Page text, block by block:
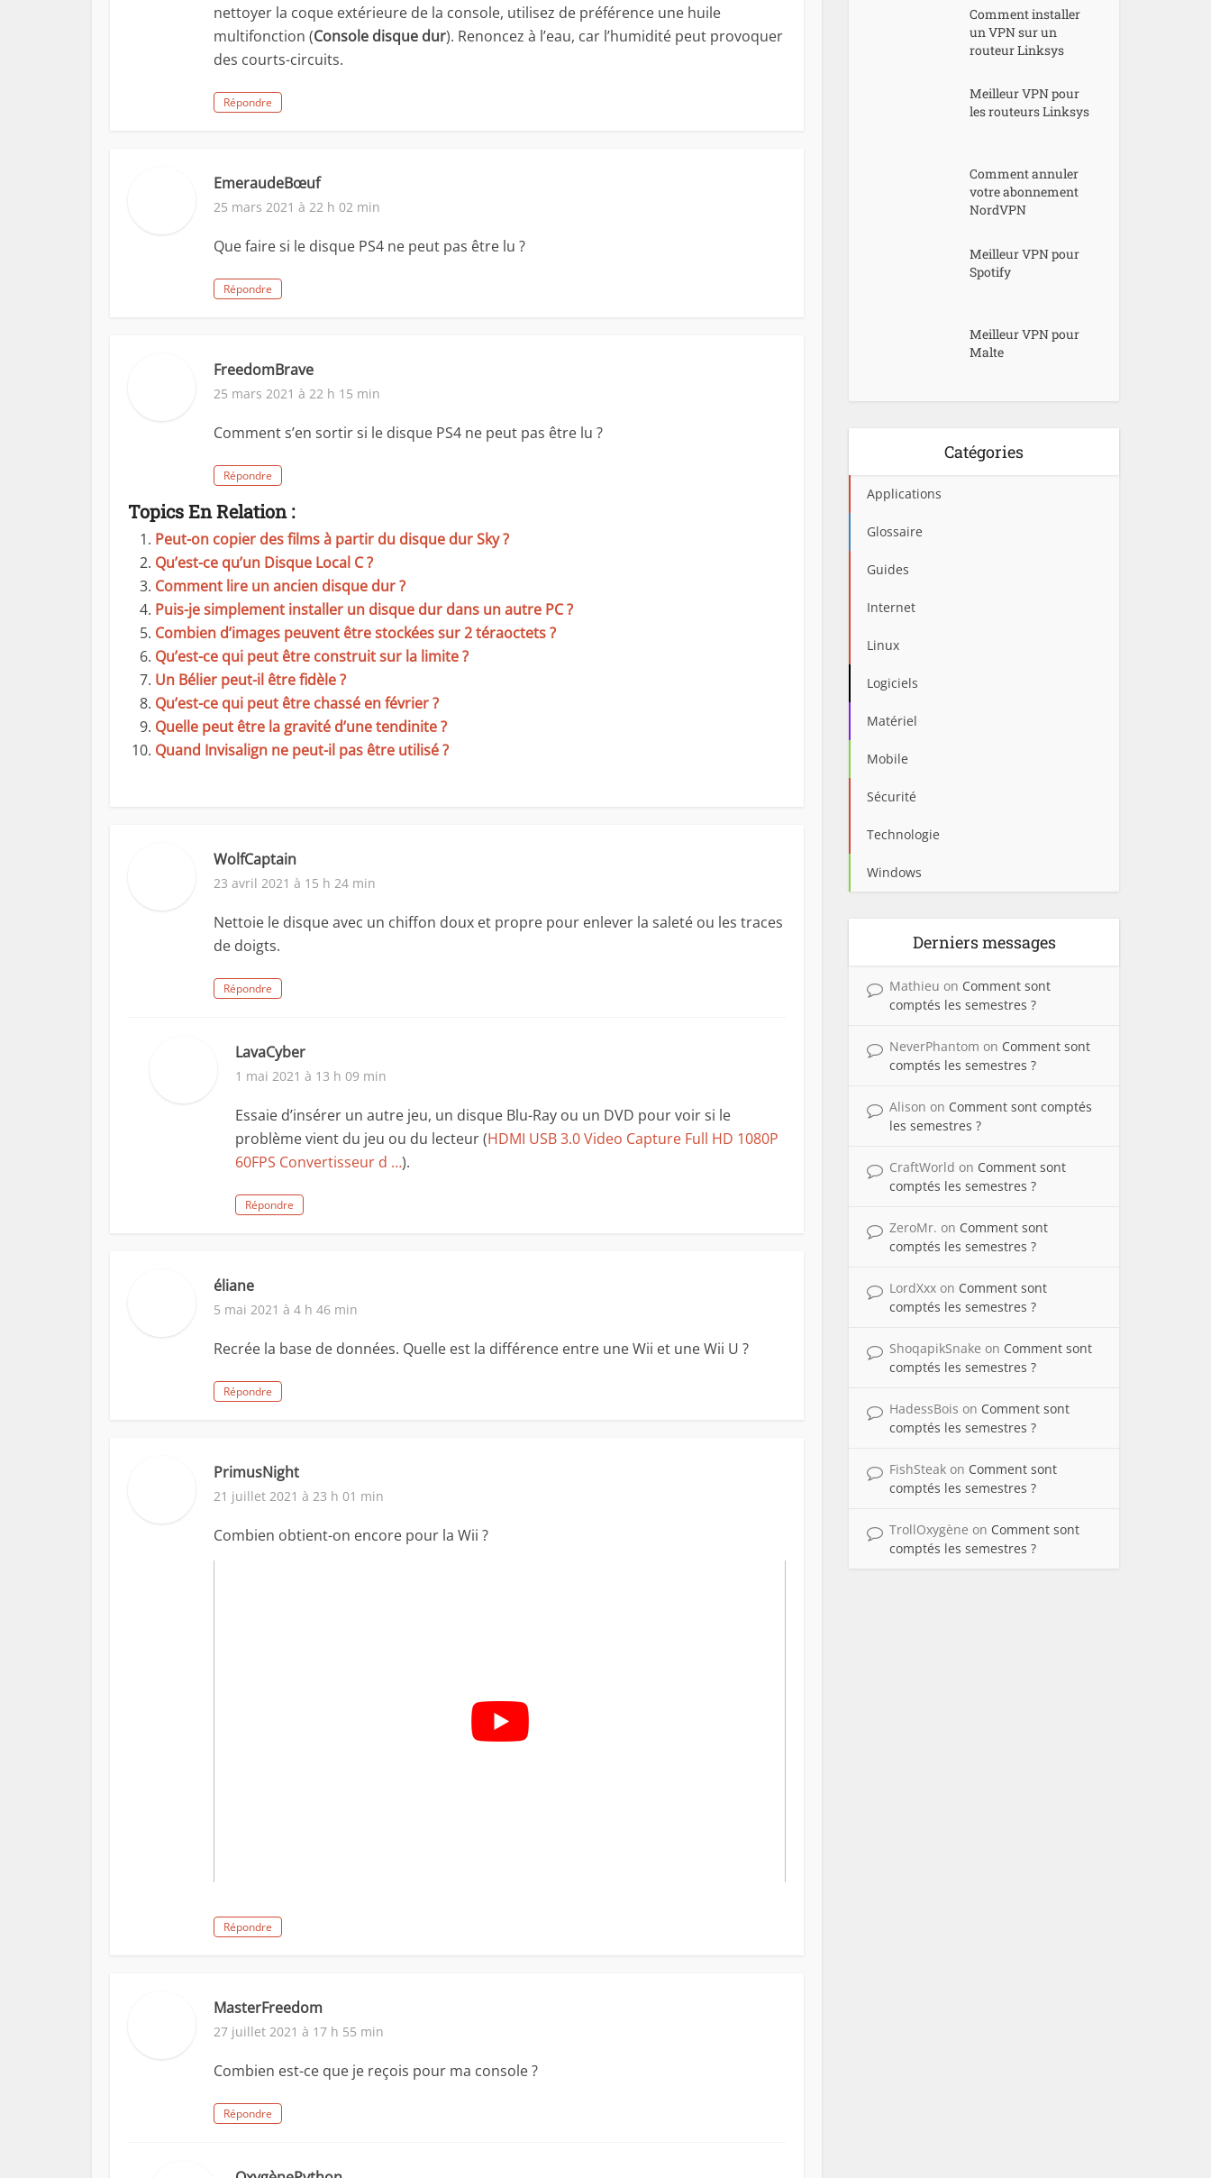
nettoyer la coque extérieure de la console, utilisez de préférence une huile
multifonction (Console disque dur). Renoncez à l’eau, car l’humidité peut provoquer
des courts-circuits.
Répondre
EmeraudeBœuf
25 mars 2021 à 22 h 02 min
Que faire si le disque PS4 ne peut pas être lu ?
Répondre
FreedomBrave
25 mars 2021 à 22 h 15 min
Comment s’en sortir si le disque PS4 ne peut pas être lu ?
Répondre
Topics En Relation :
Peut-on copier des films à partir du disque dur Sky ?
Qu’est-ce qu’un Disque Local C ?
Comment lire un ancien disque dur ?
Puis-je simplement installer un disque dur dans un autre PC ?
Combien d’images peuvent être stockées sur 2 téraoctets ?
Qu’est-ce qui peut être construit sur la limite ?
Un Bélier peut-il être fidèle ?
Qu’est-ce qui peut être chassé en février ?
Quelle peut être la gravité d’une tendinite ?
Quand Invisalign ne peut-il pas être utilisé ?
WolfCaptain
23 avril 2021 à 15 h 24 min
Nettoie le disque avec un chiffon doux et propre pour enlever la saleté ou les traces
de doigts.
Répondre
LavaCyber
1 mai 2021 à 13 h 09 min
Essaie d’insérer un autre jeu, un disque Blu-Ray ou un DVD pour voir si le
problème vient du jeu ou du lecteur (HDMI USB 3.0 Video Capture Full HD 1080P
60FPS Convertisseur d …).
Répondre
éliane
5 mai 2021 à 4 h 46 min
Recrée la base de données. Quelle est la différence entre une Wii et une Wii U ?
Répondre
PrimusNight
21 juillet 2021 à 23 h 01 min
Combien obtient-on encore pour la Wii ?
Répondre
MasterFreedom
27 juillet 2021 à 17 h 55 min
Combien est-ce que je reçois pour ma console ?
Répondre
Comment installer
un VPN sur un
routeur Linksys
Meilleur VPN pour
les routeurs Linksys
Comment annuler
votre abonnement
NordVPN
Meilleur VPN pour
Spotify
Meilleur VPN pour
Malte
Catégories
Applications
Glossaire
Guides
Internet
Linux
Logiciels
Matériel
Mobile
Sécurité
Technologie
Windows
Derniers messages
Mathieu on Comment sont
comptés les semestres ?
NeverPhantom on Comment sont
comptés les semestres ?
Alison on Comment sont comptés
les semestres ?
CraftWorld on Comment sont
comptés les semestres ?
ZeroMr. on Comment sont
comptés les semestres ?
LordXxx on Comment sont
comptés les semestres ?
ShoqapikSnake on Comment sont
comptés les semestres ?
HadessBois on Comment sont
comptés les semestres ?
FishSteak on Comment sont
comptés les semestres ?
TrollOxygène on Comment sont
comptés les semestres ?